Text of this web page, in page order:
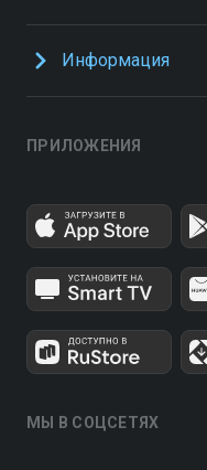
Информация
ПРИЛОЖЕНИЯ
МЫ В СОЦСЕТЯХ